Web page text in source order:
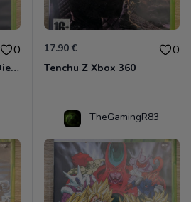
0
Dark Souls Prepare to Die Edition XBOX 360
17.90 € 0
Tenchu Z Xbox 360
TheGamingR83